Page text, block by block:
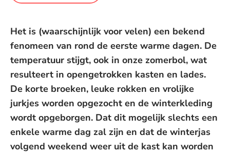
Het is (waarschijnlijk voor velen) een bekend
fenomeen van rond de eerste warme dagen. De
temperatuur stijgt, ook in onze zomerbol, wat
resulteert in opengetrokken kasten en lades.
De korte broeken, leuke rokken en vrolijke
jurkjes worden opgezocht en de winterkleding
wordt opgeborgen. Dat dit mogelijk slechts een
enkele warme dag zal zijn en dat de winterjas
volgend weekend weer uit de kast kan worden